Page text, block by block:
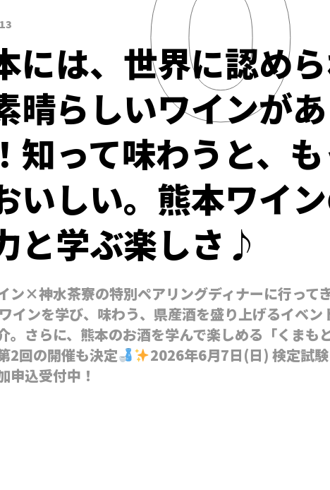
には、世界に認め
晴らしいワインがあ
知って味わうと、
いしい。熊本ワイ
と学ぶ楽しさ♪
ン×神水茶寮の特別ペアリングディナーに行って
インを学び、味わう、県産酒を盛り上げるイベン
。さらに、熊本のお酒を学んで楽しめる「くまも
2回の開催も決定
2026年6月7日(日) 検定試
申込受付中！